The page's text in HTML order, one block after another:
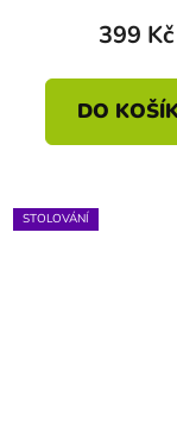
399 Kč
DO
STOLOVÁNÍ